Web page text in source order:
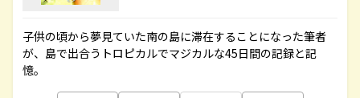
子供の頃から夢見ていた南の島に滞在することになった筆者
が、島で出合うトロピカルでマジカルな45日間の記録と記
憶。